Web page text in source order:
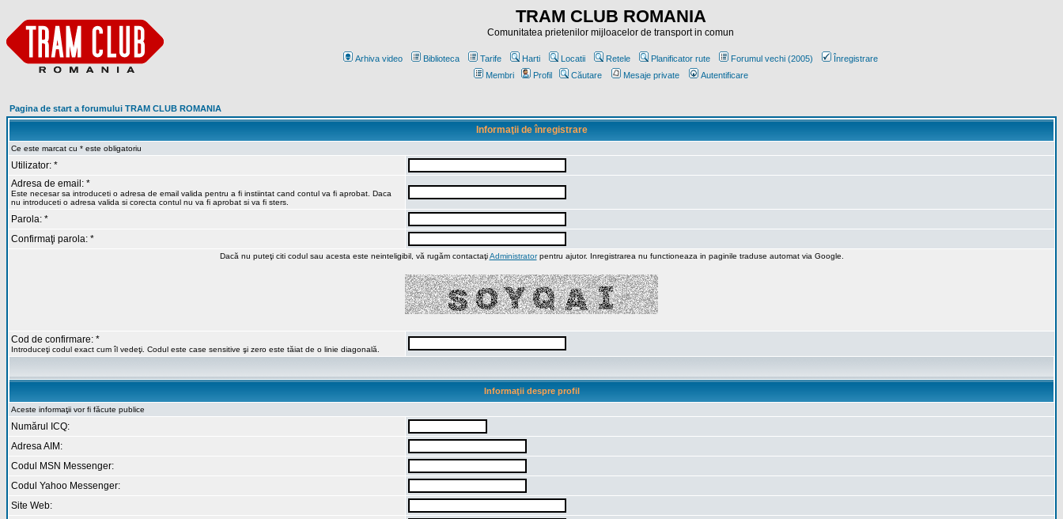
TRAM CLUB ROMANIA
Comunitatea prietenilor mijloacelor de transport in comun
Arhiva video Biblioteca Tarife Harti Locatii Retele Planificator rute Forumul vechi (2005)
Înregistrare
Membri
Profil Căutare Mesaje private Autentificare
Pagina de start a forumului TRAM CLUB ROMANIA
Informaţii de înregistrare
Ce este marcat cu * este obligatoriu
Utilizator: *
Adresa de email: *
Este necesar sa introduceti o adresa de email valida pentru a fi instiintat cand contul va fi aprobat. Daca
nu introduceti o adresa valida si corecta contul nu va fi aprobat si va fi sters.
Parola: *
Confirmaţi parola: *
Dacă nu puteţi citi codul sau acesta este neinteligibil, vă rugăm contactaţiAdministratorpentru ajutor. Inregistrarea nu functioneaza in paginile traduse automat via Google.
Cod de confirmare: *
Introduceţi codul exact cum îl vedeţi. Codul este case sensitive şi zero este tăiat de o linie diagonală.
Informaţii despre profil
Aceste informaţii vor fi făcute publice
Numărul ICQ:
Adresa AIM:
Codul MSN Messenger:
Codul Yahoo Messenger:
Site Web: